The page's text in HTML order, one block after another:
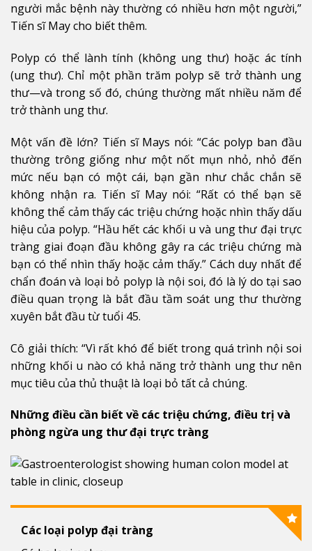
người mắc bệnh này thường có nhiều hơn một người,”
Tiến sĩ May cho biết thêm.
Polyp có thể lành tính (không ung thư) hoặc ác tính
(ung thư). Chỉ một phần trăm polyp sẽ trở thành ung
thư—và trong số đó, chúng thường mất nhiều năm để
trở thành ung thư.
Một vấn đề lớn? Tiến sĩ Mays nói: “Các polyp ban đầu
thường trông giống như một nốt mụn nhỏ, nhỏ đến
mức nếu bạn có một cái, bạn gần như chắc chắn sẽ
không nhận ra. Tiến sĩ May nói: “Rất có thể bạn sẽ
không thể cảm thấy các triệu chứng hoặc nhìn thấy dấu
hiệu của polyp. “Hầu hết các khối u và ung thư đại trực
tràng giai đoạn đầu không gây ra các triệu chứng mà
bạn có thể nhìn thấy hoặc cảm thấy.” Cách duy nhất để
chẩn đoán và loại bỏ polyp là nội soi, đó là lý do tại sao
điều quan trọng là bắt đầu tầm soát ung thư thường
xuyên bắt đầu từ tuổi 45.
Cô giải thích: “Vì rất khó để biết trong quá trình nội soi
những khối u nào có khả năng trở thành ung thư nên
mục tiêu của thủ thuật là loại bỏ tất cả chúng.
Những điều cần biết về các triệu chứng, điều trị và
phòng ngừa ung thư đại trực tràng
Các loại polyp đại tràng